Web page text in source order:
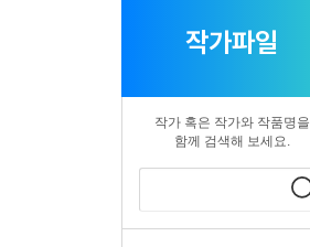
작가파일
작가 혹은 작가와 작품명을
함께 검색해 보세요.